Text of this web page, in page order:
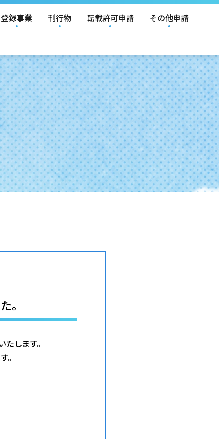
登録事業 刊行物 転載許可申請 その他申請
。
します。
。